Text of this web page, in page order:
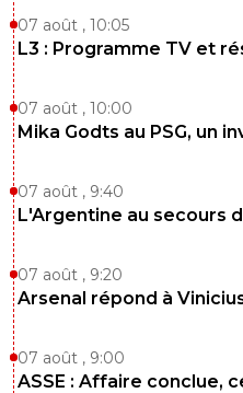
07 août , 10:05
L3 : Programme TV et
07 août , 10:00
Mika Godts au PSG, un
07 août , 9:40
L'Argentine au secours
07 août , 9:20
Arsenal répond à
07 août , 9:00
ASSE : Affaire conclue,